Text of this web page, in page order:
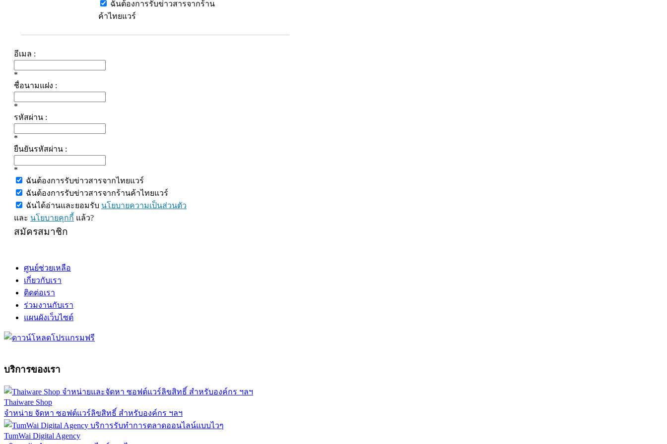
ฉันต้องการรับข่าวสารจากร้าน
ค้าไทยแวร์
อีเมล :
*
ชื่อนามแฝง :
*
รหัสผ่าน :
*
ยืนยันรหัสผ่าน :
*
ฉันต้องการรับข่าวสารจากไทยแวร์
ฉันต้องการรับข่าวสารจากร้านค้าไทยแวร์
ฉันได้อ่านและยอมรับ นโยบายความเป็นส่วนตัว
และ นโยบายคุกกี้ แล้ว?
สมัครสมาชิก
ศูนย์ช่วยเหลือ
เกี่ยวกับเรา
ติดต่อเรา
ร่วมงานกับเรา
แผนผังเว็บไซต์
บริการของเรา
Thaiware Shop
จำหน่าย จัดหา ซอฟต์แวร์ลิขสิทธิ์ สำหรับองค์กร ฯลฯ
TumWai Digital Agency